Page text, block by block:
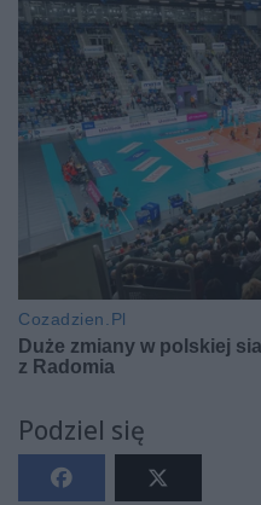
Podziel się